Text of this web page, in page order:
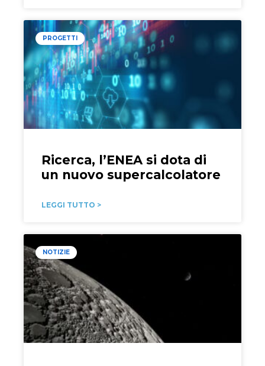
PROGETTI
Ricerca, l’ENEA si dota di
un nuovo supercalcolatore
LEGGI TUTTO >
NOTIZIE